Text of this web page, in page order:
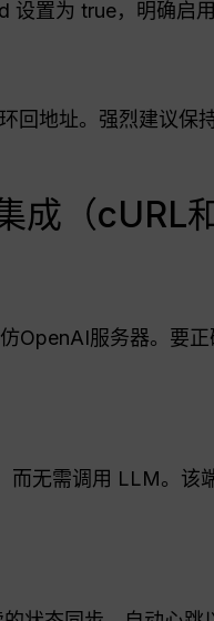
置为 true，明确启
回地址。强烈建议保
（cURL
OpenAI服务器。要
无需调用 LLM。该